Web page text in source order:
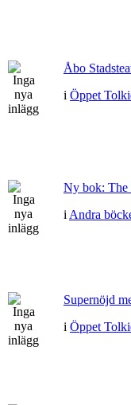
Åbo
i Öppet
Ny bok: The
i Andra
Supernöjd
i Öppet